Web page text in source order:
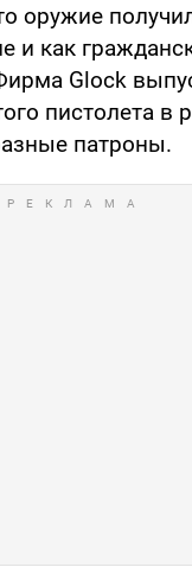
оружие
и как
Glock
пистолета в
патроны.